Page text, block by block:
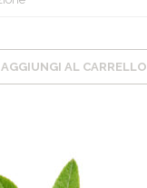
AGGIUNGI AL CARRELLO